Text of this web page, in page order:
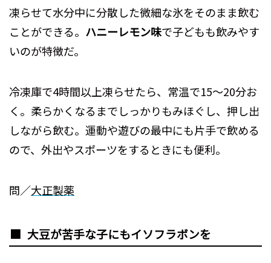
凍らせて水分中に分散した微細な氷をそのまま飲む
ことができる。 ハニーレモン味で子どもも飲みやす
いのが特徴だ。
冷凍庫で4時間以上凍らせたら、常温で15～20分お
く。柔らかくなるまでしっかりもみほぐし、押し出
しながら飲む。運動や遊びの最中にも片手で飲める
ので、外出やスポーツをするときにも便利。
問／大正製薬
大豆が苦手な子にもイソフラボンを